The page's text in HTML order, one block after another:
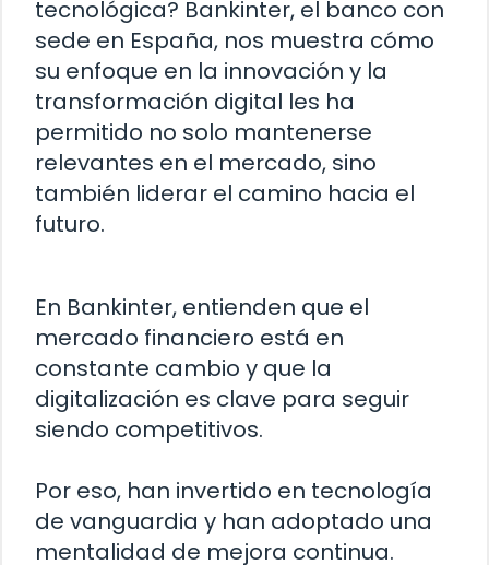
tecnológica? Bankinter, el banco con
sede en España, nos muestra cómo
su enfoque en la innovación y la
transformación digital les ha
permitido no solo mantenerse
relevantes en el mercado, sino
también liderar el camino hacia el
futuro.
En Bankinter, entienden que el
mercado financiero está en
constante cambio y que la
digitalización es clave para seguir
siendo competitivos.
Por eso, han invertido en tecnología
de vanguardia y han adoptado una
mentalidad de mejora continua.